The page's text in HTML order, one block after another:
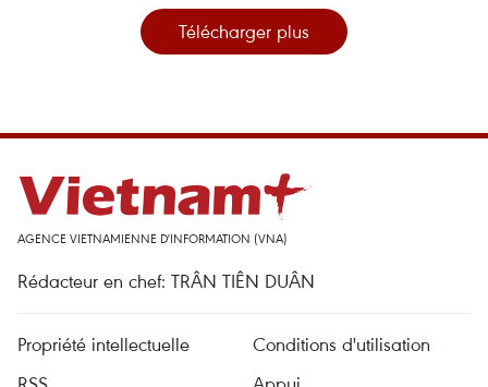
Télécharger plus
AGENCE VIETNAMIENNE D'INFORMATION (VNA)
Rédacteur en chef: TRÂN TIÊN DUÂN
Propriété intellectuelle
Conditions d'utilisation